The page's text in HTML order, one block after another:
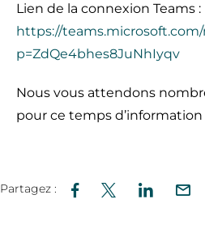
Lien de la connexion Teams :
https://
p=ZdQe4bhes8JuNhIyqv
Nous vous attendons
pour ce temps d’information
Partagez :